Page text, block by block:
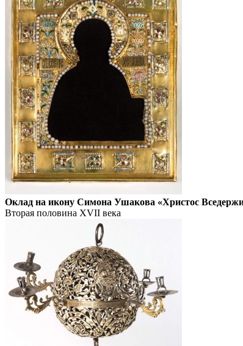
Оклад на икону Симона Ушакова «Христос
Вторая половина XVII века